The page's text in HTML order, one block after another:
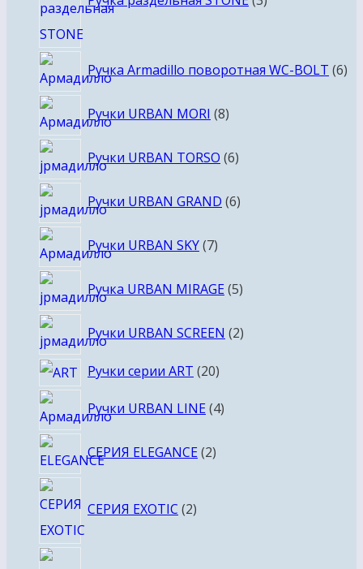
Ручка Armadillo поворотная WC-BOLT 66
Ручки URBAN MORI 88
Ручки URBAN TORSO 66
Ручки URBAN GRAND 66
Ручки URBAN SKY 77
Ручка URBAN MIRAGE 55
Ручки URBAN SCREEN 22
Ручки серии ART 2020
Ручки URBAN LINE 44
СЕРИЯ ELEGANCE 22
СЕРИЯ EXOTIC 2товара